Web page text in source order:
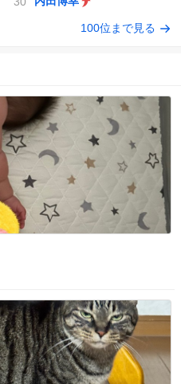
100位まで見る